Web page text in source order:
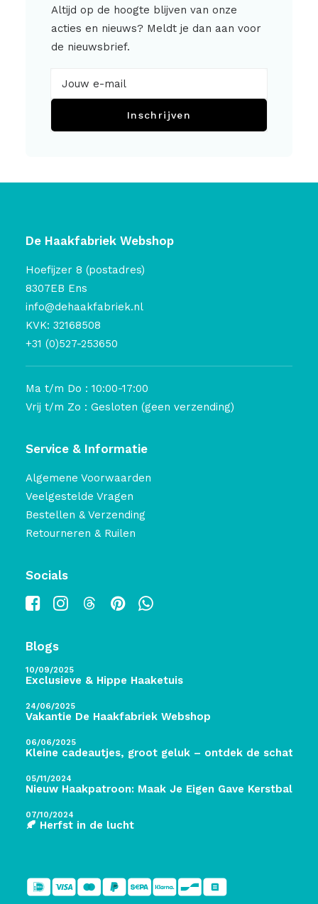
Altijd op de hoogte blijven van onze
acties en nieuws? Meldt je dan aan voor
de nieuwsbrief.
Inschrijven
De Haakfabriek Webshop
Hoefijzer 8 (postadres)
8307EB Ens
info@dehaakfabriek.nl
KVK: 32168508
+31 (0)527-253650
Ma t/m Do : 10:00-17:00
Vrij t/m Zo : Gesloten (geen verzending)
Service & Informatie
Algemene Voorwaarden
Veelgestelde Vragen
Bestellen & Verzending
Retourneren & Ruilen
Socials
Blogs
10/09/2025
Exclusieve & Hippe Haaketuis
24/06/2025
Vakantie De Haakfabriek Webshop
06/06/2025
Kleine cadeautjes, groot geluk – ontdek de schatten
05/11/2024
Nieuw Haakpatroon: Maak Je Eigen Gave Kerstballen!
07/10/2024
🍂 Herfst in de lucht